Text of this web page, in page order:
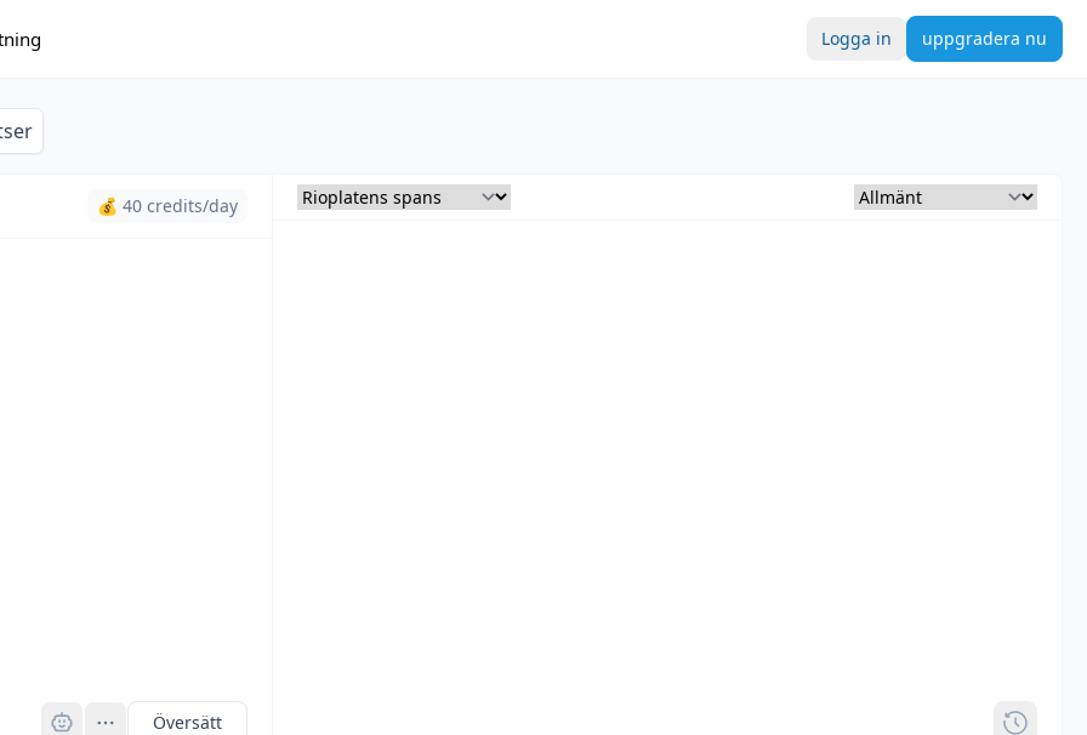
Logga in uppgradera nu
💰 40 credits/day
Översätt